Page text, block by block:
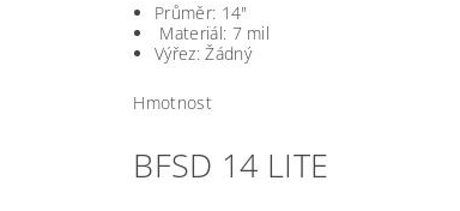
Průměr: 14"
Materiál: 7 mil
Výřez: Žádný
Hmotnost
BFSD 14 LITE